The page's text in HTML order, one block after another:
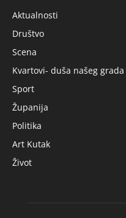
Aktualnosti
Društvo
Scena
Kvartovi- duša našeg grada
Sport
Županija
Politika
Art Kutak
Život